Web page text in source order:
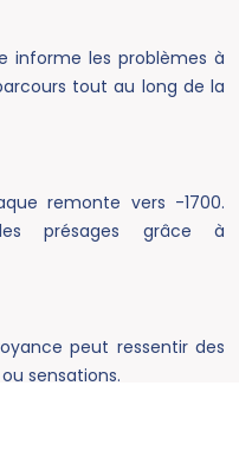
informe les problèmes à
tout au long de la
remonte vers -1700.
présages grâce à
peut ressentir des
sensations.